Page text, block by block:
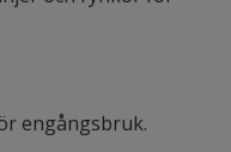
engångsbruk.